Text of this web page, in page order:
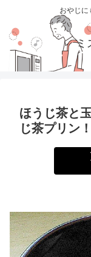
おやじに
ミ
ほうじ茶と
じ茶プリン！